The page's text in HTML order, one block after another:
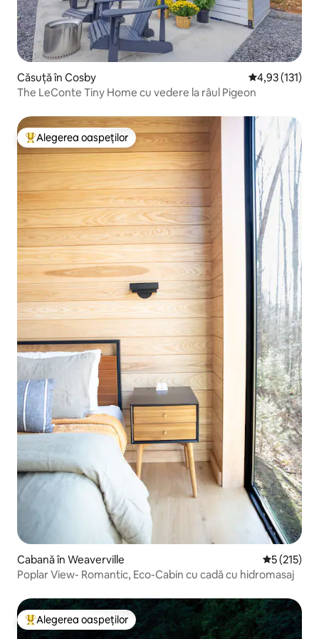
Căsuță în Cosby Scor mediu
4,93 (131)
The LeConte Tiny Home cu vedere la râul Pigeon
Locuință din topul categoriei Alegerea oaspeților
Alegerea oaspeților
Cabană în Weaverville Scor
5 (215)
Poplar View- Romantic, Eco-Cabin cu cadă cu hidromasaj
Locuință din topul categoriei Alegerea oaspeților
Alegerea oaspeților